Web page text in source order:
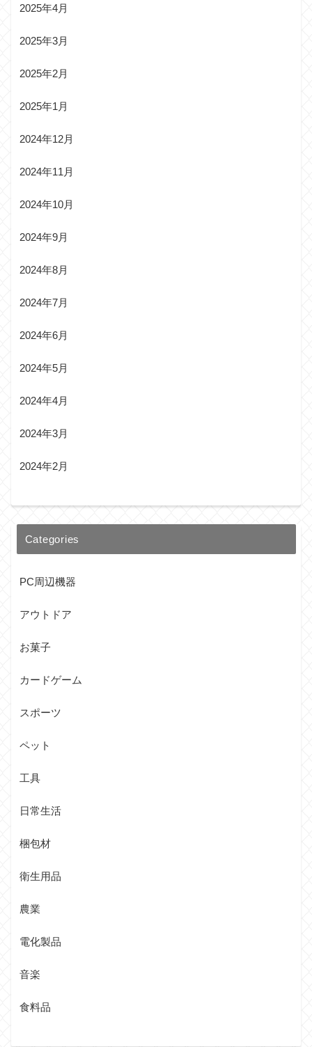
2025年4月
2025年3月
2025年2月
2025年1月
2024年12月
2024年11月
2024年10月
2024年9月
2024年8月
2024年7月
2024年6月
2024年5月
2024年4月
2024年3月
2024年2月
Categories
PC周辺機器
アウトドア
お菓子
カードゲーム
スポーツ
ペット
工具
日常生活
梱包材
衛生用品
農業
電化製品
音楽
食料品